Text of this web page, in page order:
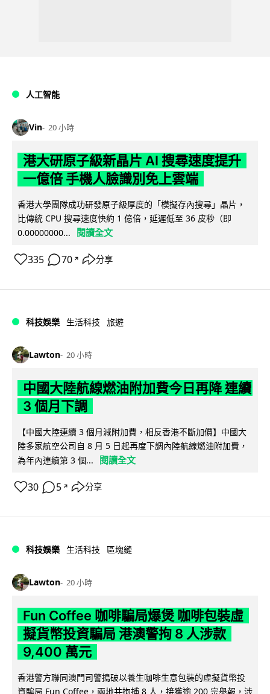
人工智能
Vin 20 小時
港大研原子級新晶片 AI 搜尋速度提升
一億倍 手機人臉識別免上雲端
香港大學團隊成功研發原子級厚度的「模擬存內搜尋」晶片，
比傳統 CPU 搜尋速度快約 1 億倍，延遲低至 36 皮秒（即
0.00000000...
閱讀全文
335 70 ↗ 分享
科技娛樂 生活科技 旅遊
Lawton 20 小時
中國大陸航線燃油附加費今日再降 連續
3 個月下調
【中國大陸連續 3 個月減附加費，相反香港不斷加價】中國大
陸多家航空公司自 8 月 5 日起再度下調內陸航線燃油附加費，
為年內連續第 3 個...
閱讀全文
30 5 ↗ 分享
科技娛樂 生活科技 區塊鏈
Lawton 20 小時
Fun Coffee 咖啡騙局爆煲 咖啡包裝虛
擬貨幣投資騙局 港澳警拘 8 人涉款
9,400 萬元
香港警方聯同澳門司警搗破以養生咖啡生意包裝的虛擬貨幣投
資騙局 Fun Coffee，兩地共拘捕 8 人，接獲逾 200 宗舉報，涉